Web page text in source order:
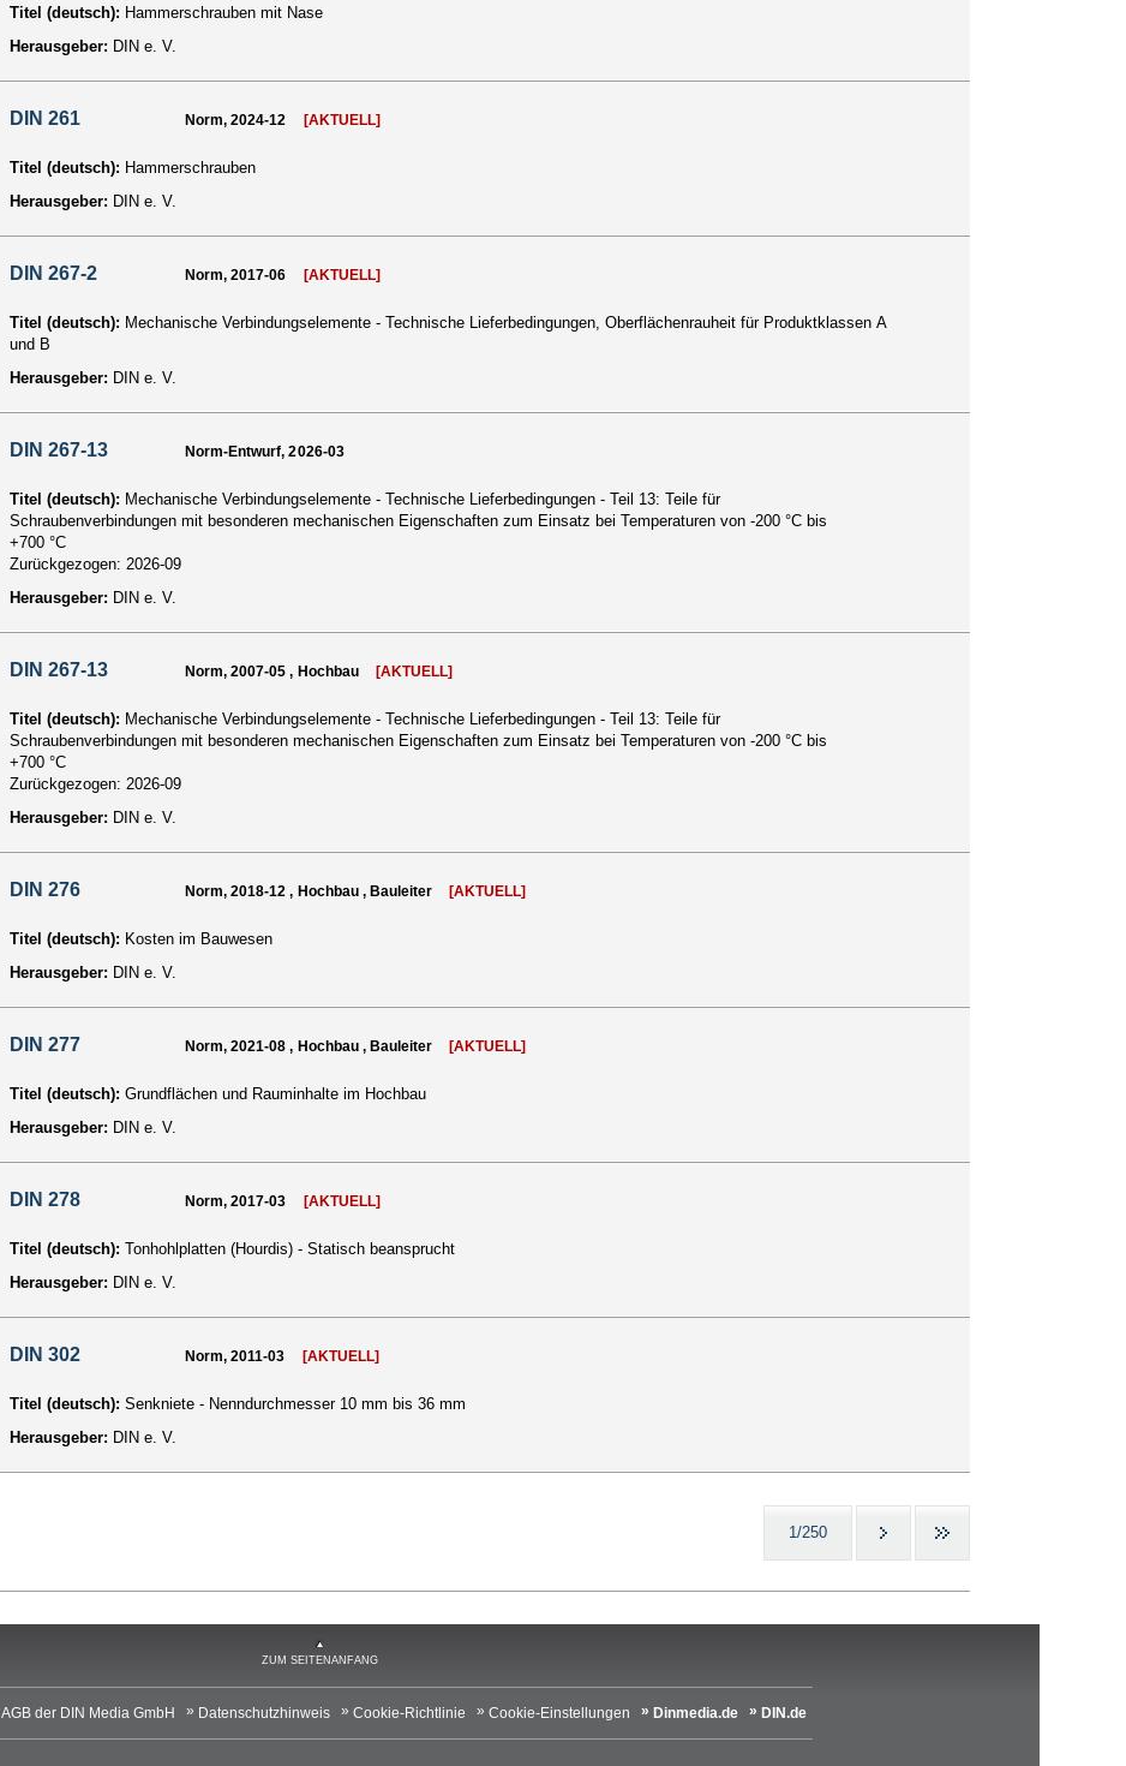
Titel (deutsch): Hammerschrauben mit Nase
Herausgeber: DIN e. V.
DIN 261 Norm, 2024-12 [AKTUELL]
Titel (deutsch): Hammerschrauben
Herausgeber: DIN e. V.
DIN 267-2 Norm, 2017-06 [AKTUELL]
Titel (deutsch): Mechanische Verbindungselemente - Technische Lieferbedingungen, Oberflächenrauheit für Produktklassen A
und B
Herausgeber: DIN e. V.
DIN 267-13 Norm-Entwurf, 2026-03
Titel (deutsch): Mechanische Verbindungselemente - Technische Lieferbedingungen - Teil 13: Teile für
Schraubenverbindungen mit besonderen mechanischen Eigenschaften zum Einsatz bei Temperaturen von -200 °C bis
+700 °C
Zurückgezogen: 2026-09
Herausgeber: DIN e. V.
DIN 267-13 Norm, 2007-05 , Hochbau [AKTUELL]
Titel (deutsch): Mechanische Verbindungselemente - Technische Lieferbedingungen - Teil 13: Teile für
Schraubenverbindungen mit besonderen mechanischen Eigenschaften zum Einsatz bei Temperaturen von -200 °C bis
+700 °C
Zurückgezogen: 2026-09
Herausgeber: DIN e. V.
DIN 276 Norm, 2018-12 , Hochbau , Bauleiter [AKTUELL]
Titel (deutsch): Kosten im Bauwesen
Herausgeber: DIN e. V.
DIN 277 Norm, 2021-08 , Hochbau , Bauleiter [AKTUELL]
Titel (deutsch): Grundflächen und Rauminhalte im Hochbau
Herausgeber: DIN e. V.
DIN 278 Norm, 2017-03 [AKTUELL]
Titel (deutsch): Tonhohlplatten (Hourdis) - Statisch beansprucht
Herausgeber: DIN e. V.
DIN 302 Norm, 2011-03 [AKTUELL]
Titel (deutsch): Senkniete - Nenndurchmesser 10 mm bis 36 mm
Herausgeber: DIN e. V.
1/250
ZUM SEITENANFANG
AGB der DIN Media GmbH Datenschutzhinweis Cookie-Richtlinie Cookie-Einstellungen Dinmedia.de DIN.de